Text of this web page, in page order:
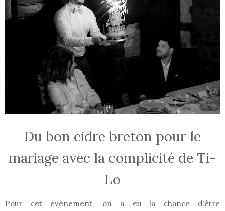
Du bon cidre breton pour le
mariage avec la complicité de Ti-
Lo
Pour cet évènement, on a eu la chance d'être